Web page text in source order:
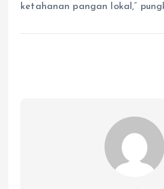
ketahanan pangan lokal,”